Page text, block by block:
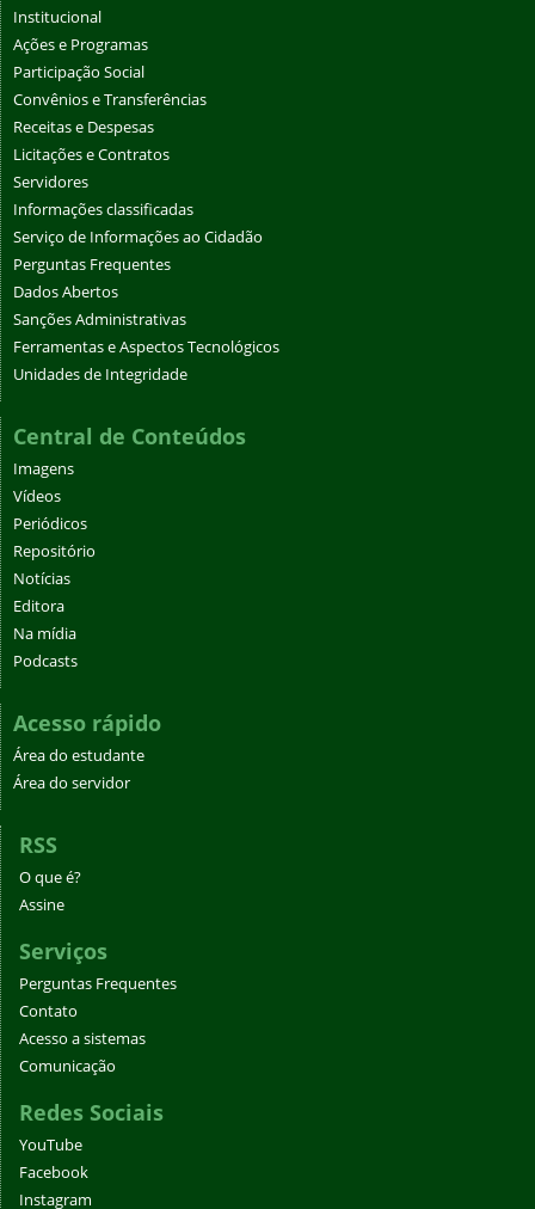
Institucional
Ações e Programas
Participação Social
Convênios e Transferências
Receitas e Despesas
Licitações e Contratos
Servidores
Informações classificadas
Serviço de Informações ao Cidadão
Perguntas Frequentes
Dados Abertos
Sanções Administrativas
Ferramentas e Aspectos Tecnológicos
Unidades de Integridade
Central de Conteúdos
Imagens
Vídeos
Periódicos
Repositório
Notícias
Editora
Na mídia
Podcasts
Acesso rápido
Área do estudante
Área do servidor
RSS
O que é?
Assine
Serviços
Perguntas Frequentes
Contato
Acesso a sistemas
Comunicação
Redes Sociais
YouTube
Facebook
Instagram